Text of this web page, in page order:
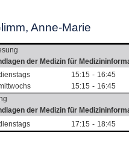
Anne-Marie
der Medizin für
15:15 - 16:45
15:15 - 16:45
der Medizin für
17:15 - 18:45